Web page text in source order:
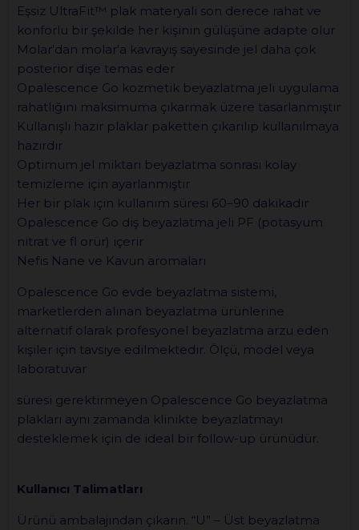
Eşsiz UltraFit™ plak materyali son derece rahat ve
konforlu bir şekilde her kişinin gülüşüne adapte olur
Molar'dan molar'a kavrayış sayesinde jel daha çok
posterior dişe temas eder
Opalescence Go kozmetik beyazlatma jeli uygulama
rahatlığını maksimuma çıkarmak üzere tasarlanmıştır
Kullanışlı hazır plaklar paketten çıkarılıp kullanılmaya
hazırdır
Optimum jel miktarı beyazlatma sonrası kolay
temizleme için ayarlanmıştır
Her bir plak için kullanım süresi 60–90 dakikadır
Opalescence Go diş beyazlatma jeli PF (potasyum
nitrat ve fl orür) içerir
Nefis Nane ve Kavun aromaları
Opalescence Go evde beyazlatma sistemi,
marketlerden alınan beyazlatma ürünlerine
alternatif olarak profesyonel beyazlatma arzu eden
kişiler için tavsiye edilmektedir. Ölçü, model veya
laboratuvar
süresi gerektirmeyen Opalescence Go beyazlatma
plakları aynı zamanda klinikte beyazlatmayı
desteklemek için de ideal bir follow-up ürünüdür.
Kullanıcı Talimatları
Ürünü ambalajından çıkarın. “U” – Üst beyazlatma